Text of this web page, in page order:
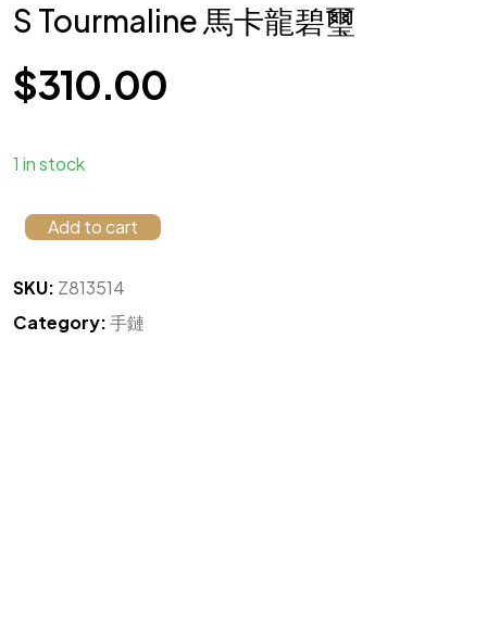
S Tourmaline 馬卡龍碧璽
$310.00
1 in stock
Add to cart
SKU: Z813514
Category:手鏈